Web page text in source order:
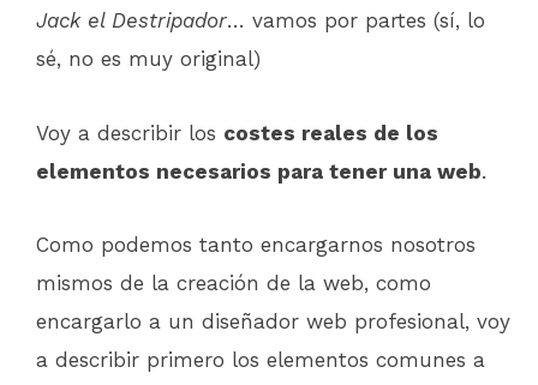
Jack el Destripador… vamos por partes (sí, lo
sé, no es muy original)
Voy a describir los costes reales de los
elementos necesarios para tener una web.
Como podemos tanto encargarnos nosotros
mismos de la creación de la web, como
encargarlo a un diseñador web profesional, voy
a describir primero los elementos comunes a